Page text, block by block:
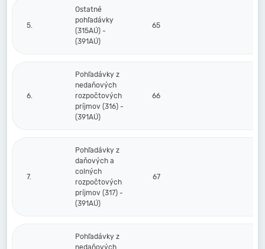
5.
Ostatné
pohľadávky
(315AÚ) -
(391AÚ)
65
6.
Pohľadávky z
nedaňových
rozpočtových
príjmov (316) -
(391AÚ)
66
7.
Pohľadávky z
daňových a
colných
rozpočtových
príjmov (317) -
(391AÚ)
67
Pohľadávky z
nedaňových